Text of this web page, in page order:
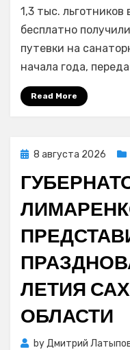
1,3 тыс. льготников
бесплатно
путевки на
начала года,
Read More
Posted
8 августа 2026
ЛЕТИЯ
ОБЛАСТИ
byДмитрий